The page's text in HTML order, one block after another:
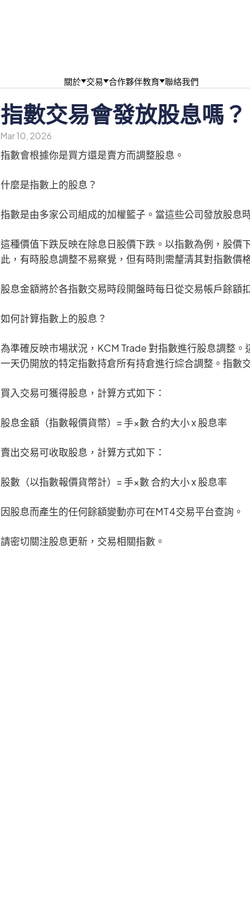
關於 交易 合作夥伴教育 聯絡我們
指數交易會發放股息嗎？
Mar 10, 2026
指數會根據你是買方還是賣方而調整股息。
什麼是指數上的股息？
指數是由多家公司組成的加權籃子。當這些公司發放股息
這種價值下跌反映在除息日股價下跌。以指數為例，股價
此，有時股息調整不易察覺，但有時則需釐清其對指數價
股息金額將於各指數交易時段開盤時每日從交易帳戶餘額
如何計算指數上的股息？
為準確反映市場狀況，KCM Trade 對指數進行股息調整
一天仍開放的特定指數持倉所有持倉進行綜合調整。指數
買入交易可獲得股息，計算方式如下：
股息金額（指數報價貨幣）= 手×數 合約大小 x 股息率
賣出交易可收取股息，計算方式如下：
股數（以指數報價貨幣計）= 手×數 合約大小 x 股息率
因股息而產生的任何餘額變動亦可在MT4交易平台查詢。
請密切關注股息更新，交易相關指數。